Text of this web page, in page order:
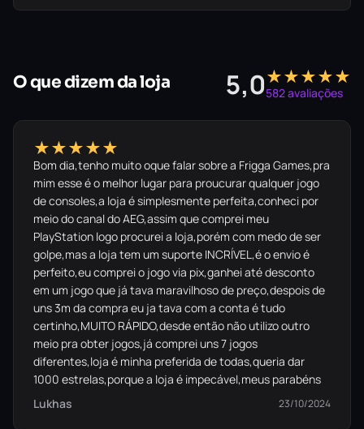
O que dizem da loja 5,0★★★★★
582 avaliações
★★★★★
Bom dia,tenho muito oque falar sobre a Frigga Games,pra
mim esse é o melhor lugar para proucurar qualquer jogo
de consoles,a loja é simplesmente perfeita,conheci por
meio do canal do AEG,assim que comprei meu
PlayStation logo procurei a loja,porém com medo de ser
golpe,mas a loja tem um suporte INCRÍVEL,é o envio é
perfeito,eu comprei o jogo via pix,ganhei até desconto
em um jogo que já tava maravilhoso de preço,despois de
uns 3m da compra eu ja tava com a conta é tudo
certinho,MUITO RÁPIDO,desde então não utilizo outro
meio pra obter jogos,já comprei uns 7 jogos
diferentes,loja é minha preferida de todas,queria dar
1000 estrelas,porque a loja é impecável,meus parabéns
Lukhas
23/10/2024